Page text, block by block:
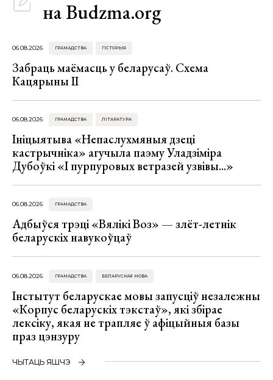
на Budzma.org
06.08.2026 ГРАМАДСТВА ГІСТОРЫЯ
Забраць маёмасць у беларусаў. Схема
Кацярыны ІІ
06.08.2026 ГРАМАДСТВА ЛІТАРАТУРА
Ініцыятыва «Непаслухмяныя дзеці
кастрычніка» агучыла паэму Уладзіміра
Дубоўкі «І пурпуровых ветразей узвівы...»
06.08.2026 ГРАМАДСТВА
Адбыўся трэці «Вялікі Воз» — злёт-летнік
беларускіх навукоўцаў
06.08.2026 ГРАМАДСТВА БЕЛАРУСКАЯ МОВА
Інстытут беларускае мовы запусціў незалежны
«Корпус беларускіх тэкстаў», які збірае
лексіку, якая не трапляе ў афіцыйныя базы
праз цэнзуру
ЧЫТАЦЬ ЯШЧЭ